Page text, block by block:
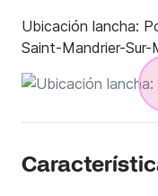
Ubicación lancha:
Saint-Mandrier-Sur-